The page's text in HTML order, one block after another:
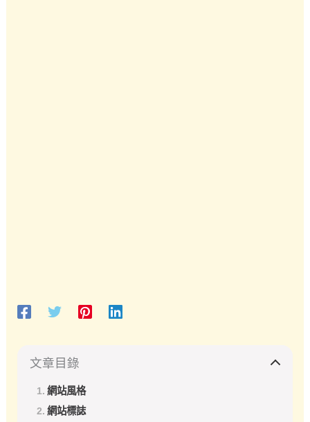
文章目錄
網站風格
網站標誌